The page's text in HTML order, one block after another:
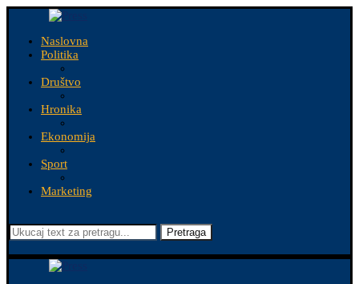
Naslovna
Politika
Društvo
Hronika
Ekonomija
Sport
Marketing
Pretraga